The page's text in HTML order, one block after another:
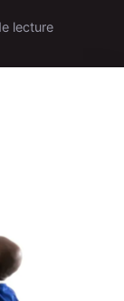
lecture